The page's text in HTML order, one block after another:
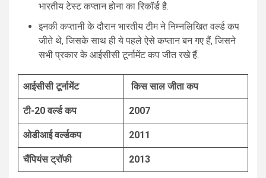
भारतीय टेस्ट कप्तान होना का रिकॉर्ड है.
इनकी कप्तानी के दौरान भारतीय टीम ने निम्नलिखित वर्ल्ड कप
जीते थे, जिसके साथ ही ये पहले ऐसे कप्तान बन गए हैं, जिसने
सभी प्रकार के आईसीसी टूर्नामेंट कप जीत रखे हैं.
आईसीसी टूर्नामेंट किस साल जीता कप
टी-20वर्ल्ड कप 2007
ओडीआई वर्ल्डकप 2011
चैंपियंस ट्रॉफी 2013